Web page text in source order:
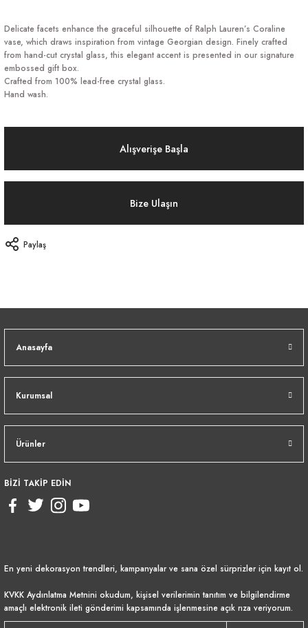
Delicate facets enhance the graceful silhouette of Ralph Lauren’s Coraline
vase, which draws inspiration from vintage Georgian design. Finely crafted
from hand-cut crystal glass, this elegant accent is presented in our signature
embossed gift box.
Crafted from 100% lead-free crystal glass.
Hand wash.
Alışverişe Başla
Bize Ulaşın
Paylaş
Anasayfa
Kurumsal
Ürünler
BİZİ TAKİP EDİN
En yeni dekorasyon trendleri, kampanyalar ve sana özel sürprizler için kayıt ol.
KVKK Aydınlatma Metnini okudum, kişisel verilerimin tanıtım ve bilgilendirme
amaçlı elektronik ileti gönderimi kapsamında işlenmesine açık rıza veriyorum.